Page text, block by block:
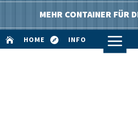
MEHR CONTAINER FÜR
 HOME  INFO a